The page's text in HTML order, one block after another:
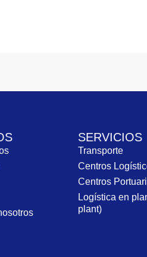
SERVICIOS
Transporte
Centros
Centros
Logística en
plant)